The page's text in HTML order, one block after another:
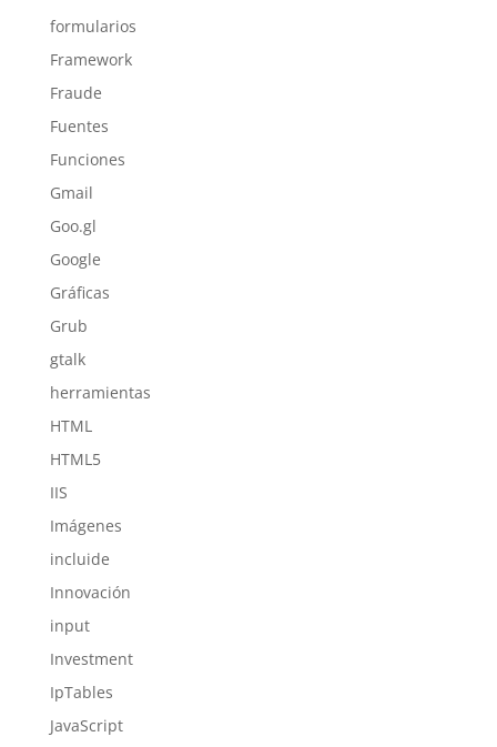
formularios
Framework
Fraude
Fuentes
Funciones
Gmail
Goo.gl
Google
Gráficas
Grub
gtalk
herramientas
HTML
HTML5
IIS
Imágenes
incluide
Innovación
input
Investment
IpTables
JavaScript